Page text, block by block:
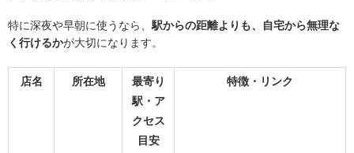
特に深夜や早朝に使うなら、 駅からの距離よりも、自宅から無理な
く行けるかが大切になります。
店名 所在地
最寄り
駅・ア
クセス
目安
特徴・リンク